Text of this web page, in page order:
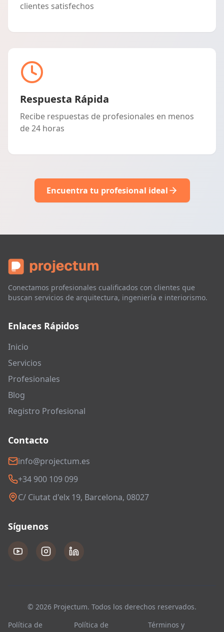
clientes satisfechos
Respuesta Rápida
Recibe respuestas de profesionales en menos
de 24 horas
Encuentra tu profesional ideal
Conectamos profesionales cualificados con clientes que
buscan servicios de arquitectura, ingeniería e interiorismo.
Enlaces Rápidos
Inicio
Servicios
Profesionales
Blog
Registro Profesional
Contacto
info@projectum.es
+34 900 109 099
C/ Ciutat d'elx 19, Barcelona, 08027
Síguenos
© 2026 Projectum. Todos los derechos reservados.
Política de
Política de
Términos y